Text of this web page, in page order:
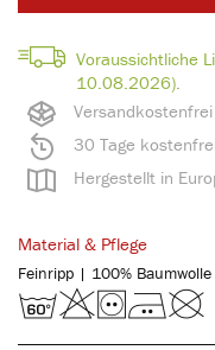
30 Tage
Hergestellt in
Voraussichtliche
10.08.2026).
Material & Pflege
Feinripp | 100% Baumwolle